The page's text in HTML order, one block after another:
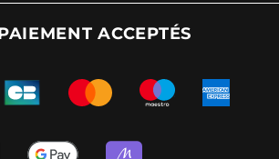
ACCEPTÉS